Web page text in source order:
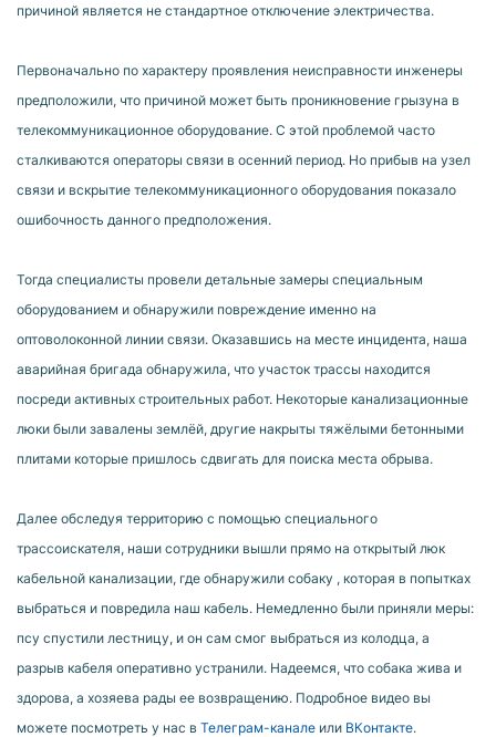
причиной является не стандартное отключение электричества.
Первоначально по характеру проявления неисправности инженеры
предположили, что причиной может быть проникновение грызуна в
телекоммуникационное оборудование. С этой проблемой часто
сталкиваются операторы связи в осенний период. Но прибыв на узел
связи и вскрытие телекоммуникационного оборудования показало
ошибочность данного предположения.
Тогда специалисты провели детальные замеры специальным
оборудованием и обнаружили повреждение именно на
оптоволоконной линии связи. Оказавшись на месте инцидента, наша
аварийная бригада обнаружила, что участок трассы находится
посреди активных строительных работ. Некоторые канализационные
люки были завалены землёй, другие накрыты тяжёлыми бетонными
плитами которые пришлось сдвигать для поиска места обрыва.
Далее обследуя территорию с помощью специального
трассоискателя, наши сотрудники вышли прямо на открытый люк
кабельной канализации, где обнаружили собаку , которая в попытках
выбраться и повредила наш кабель. Немедленно были приняли меры:
псу спустили лестницу, и он сам смог выбраться из колодца, а
разрыв кабеля оперативно устранили. Надеемся, что собака жива и
здорова, а хозяева рады ее возвращению. Подробное видео вы
можете посмотреть у нас в Телеграм-канале или ВКонтакте.